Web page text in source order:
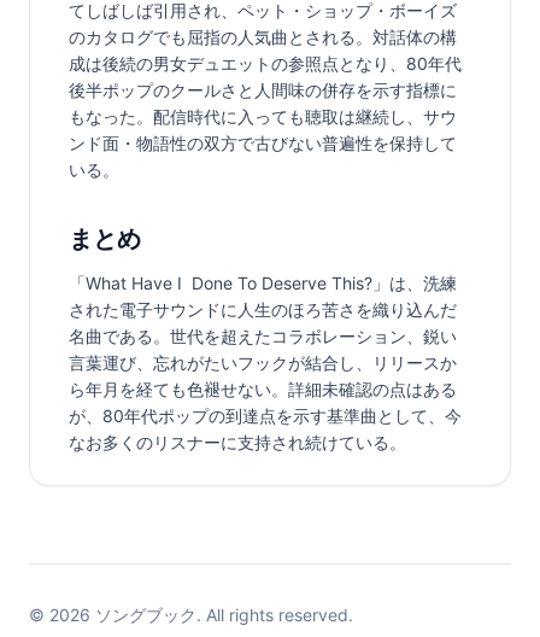
てしばしば引用され、ペット・ショップ・ボーイズ
のカタログでも屈指の人気曲とされる。対話体の構
成は後続の男女デュエットの参照点となり、80年代
後半ポップのクールさと人間味の併存を示す指標に
もなった。配信時代に入っても聴取は継続し、サウ
ンド面・物語性の双方で古びない普遍性を保持して
いる。
まとめ
「What Have I  Done To Deserve This?」は、洗練
された電子サウンドに人生のほろ苦さを織り込んだ
名曲である。世代を超えたコラボレーション、鋭い
言葉運び、忘れがたいフックが結合し、リリースか
ら年月を経ても色褪せない。詳細未確認の点はある
が、80年代ポップの到達点を示す基準曲として、今
なお多くのリスナーに支持され続けている。
© 2026 ソングブック. All rights reserved.